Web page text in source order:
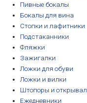
Пивные бокалы
Бокалы для вина
Стопки и лафитники
Подстаканники
Фляжки
Зажигалки
Ложки для обуви
Ложки и вилки
Штопоры и
Ежедневники